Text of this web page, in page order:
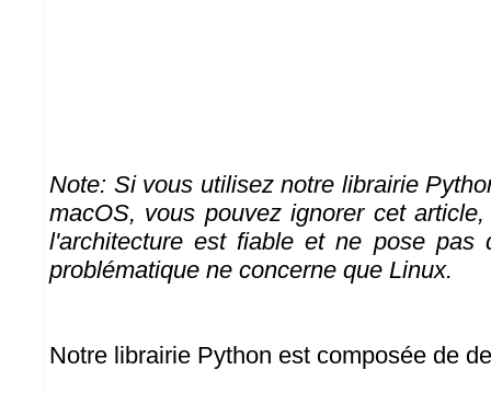
Note: Si vous utilisez notre librairie
macOS, vous pouvez ignorer cet
l'architecture est fiable et ne pose pas
problématique ne concerne que Linux.
Notre librairie Python est composée de